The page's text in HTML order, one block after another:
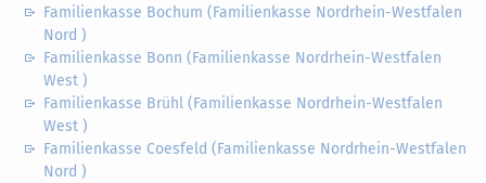
Familienkasse Bochum (Familienkasse Nordrhein-Westfalen
Nord )
Familienkasse Bonn (Familienkasse Nordrhein-Westfalen
West )
Familienkasse Brühl (Familienkasse Nordrhein-Westfalen
West )
Familienkasse Coesfeld (Familienkasse Nordrhein-Westfalen
Nord )